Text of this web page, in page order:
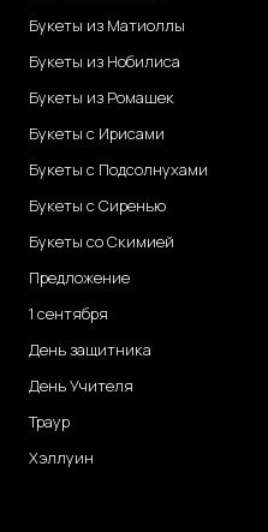
Букеты из Матиоллы
Букеты из Нобилиса
Букеты из Ромашек
Букеты с Ирисами
Букеты с Подсолнухами
Букеты с Сиренью
Букеты со Скимией
Предложение
1 сентября
День защитника
День Учителя
Траур
Хэллуин